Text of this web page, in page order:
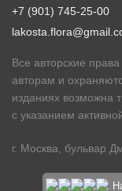
+7 (901) 745-25-00
Все авторские
авторам и
изданиях возможна
с указанием
г. Москва, бульвар